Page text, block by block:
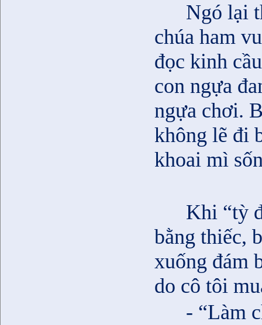
Ngó lại
chúa ham
đọc kinh
con ngựa
ngựa chơi.
không lẽ đi
khoai mì
Khi “tỳ
bằng thiếc,
xuống đám
do cô tôi
- “Làm